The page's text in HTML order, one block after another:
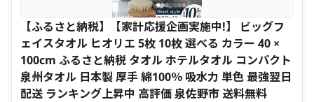
【ふるさと納税】【家計応援企画実施中!】 ビッグフ
ェイスタオル ヒオリエ 5枚 10枚 選べる カラー 40 ×
100cm ふるさと納税 タオル ホテルタオル コンパクト
泉州タオル 日本製 厚手 綿100％ 吸水力 単色 最強翌日
配送 ランキング上昇中 高評価 泉佐野市 送料無料